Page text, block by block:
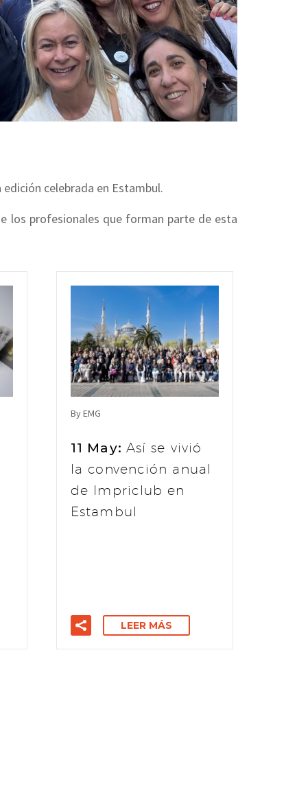
celebrada en Estambul.
los profesionales que forman parte de esta
By EMG
11 May: Así se vivió
la convención anual
de Impriclub en
Estambul
LEER MÁS